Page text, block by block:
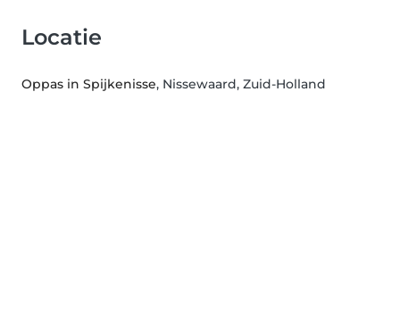
Locatie
Oppas in Spijkenisse, Nissewaard, Zuid-Holland